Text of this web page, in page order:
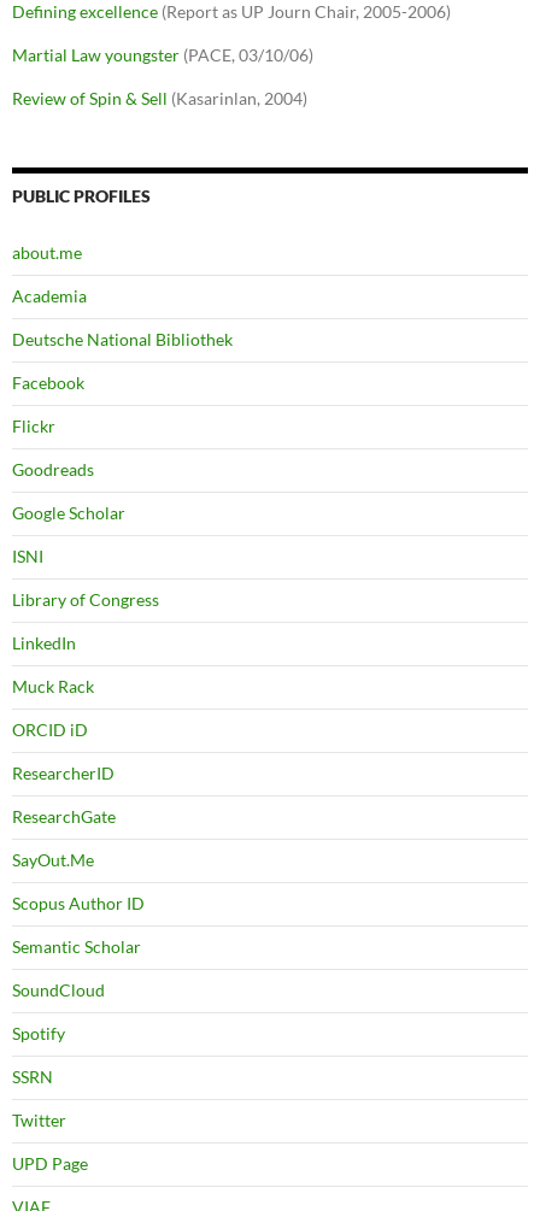
Defining excellence (Report as UP Journ Chair, 2005-2006)
Martial Law youngster (PACE, 03/10/06)
Review of Spin & Sell (Kasarinlan, 2004)
PUBLIC PROFILES
about.me
Academia
Deutsche National Bibliothek
Facebook
Flickr
Goodreads
Google Scholar
ISNI
Library of Congress
LinkedIn
Muck Rack
ORCID iD
ResearcherID
ResearchGate
SayOut.Me
Scopus Author ID
Semantic Scholar
SoundCloud
Spotify
SSRN
Twitter
UPD Page